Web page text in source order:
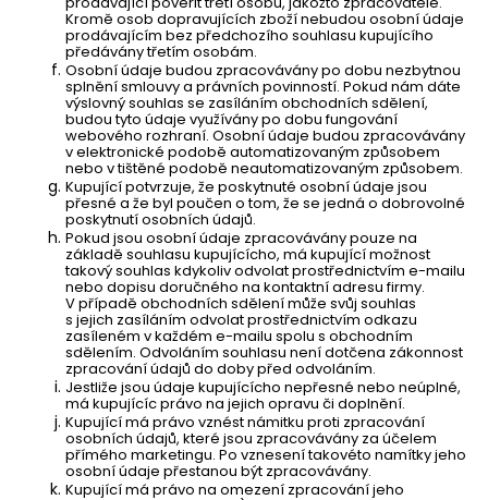
Kromě osob dopravujících zboží nebudou osobní údaje
prodávajícím bez předchozího souhlasu kupujícího
předávány třetím osobám.
Osobní údaje budou zpracovávány po dobu nezbytnou
splnění smlouvy a právních povinností. Pokud nám dáte
výslovný souhlas se zasíláním obchodních sdělení,
budou tyto údaje využívány po dobu fungování
webového rozhraní. Osobní údaje budou zpracovávány
v elektronické podobě automatizovaným způsobem
nebo v tištěné podobě neautomatizovaným způsobem.
Kupující potvrzuje, že poskytnuté osobní údaje jsou
přesné a že byl poučen o tom, že se jedná o dobrovolné
poskytnutí osobních údajů.
Pokud jsou osobní údaje zpracovávány pouze na
základě souhlasu kupujícícho, má kupující možnost
takový souhlas kdykoliv odvolat prostřednictvím e-mailu
nebo dopisu doručného na kontaktní adresu firmy.
V případě obchodních sdělení může svůj souhlas
s jejich zasíláním odvolat prostřednictvím odkazu
zasíleném v každém e-mailu spolu s obchodním
sdělením. Odvoláním souhlasu není dotčena zákonnost
zpracování údajů do doby před odvoláním.
Jestliže jsou údaje kupujícícho nepřesné nebo neúplné,
má kupujícíc právo na jejich opravu či doplnění.
Kupující má právo vznést námitku proti zpracování
osobních údajů, které jsou zpracovávány za účelem
přímého marketingu. Po vznesení takovéto namítky jeho
osobní údaje přestanou být zpracovávány.
Kupující má právo na omezení zpracování jeho